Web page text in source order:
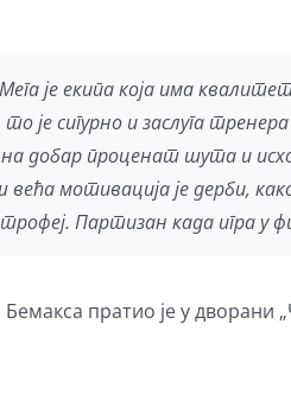
је екипа која има
је сигурно и заслуга
добар проценат шута и
мотивација је дерби,
Партизан када игра у
пратио је у дворани